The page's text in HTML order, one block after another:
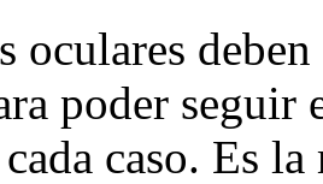
oculares
poder seguir
caso. Es